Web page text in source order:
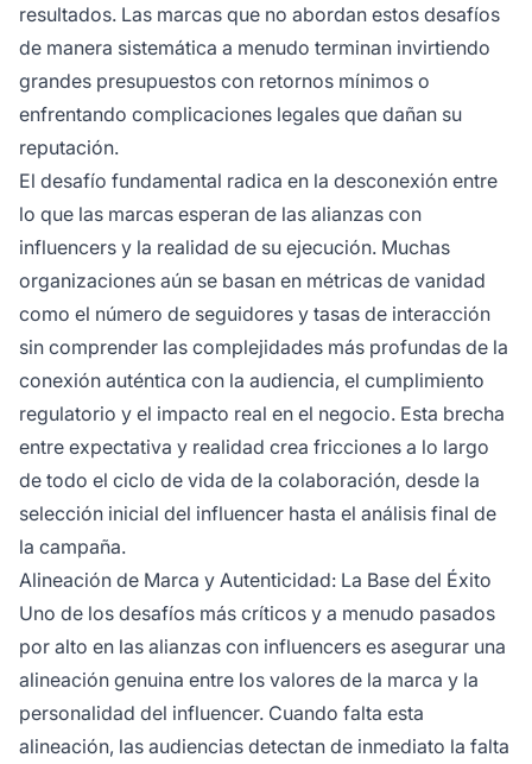
resultados. Las marcas que no abordan estos desafíos
de manera sistemática a menudo terminan invirtiendo
grandes presupuestos con retornos mínimos o
enfrentando complicaciones legales que dañan su
reputación.
El desafío fundamental radica en la desconexión entre
lo que las marcas esperan de las alianzas con
influencers y la realidad de su ejecución. Muchas
organizaciones aún se basan en métricas de vanidad
como el número de seguidores y tasas de interacción
sin comprender las complejidades más profundas de la
conexión auténtica con la audiencia, el cumplimiento
regulatorio y el impacto real en el negocio. Esta brecha
entre expectativa y realidad crea fricciones a lo largo
de todo el ciclo de vida de la colaboración, desde la
selección inicial del influencer hasta el análisis final de
la campaña.
Alineación de Marca y Autenticidad: La Base del Éxito
Uno de los desafíos más críticos y a menudo pasados
por alto en las alianzas con influencers es asegurar una
alineación genuina entre los valores de la marca y la
personalidad del influencer. Cuando falta esta
alineación, las audiencias detectan de inmediato la falta